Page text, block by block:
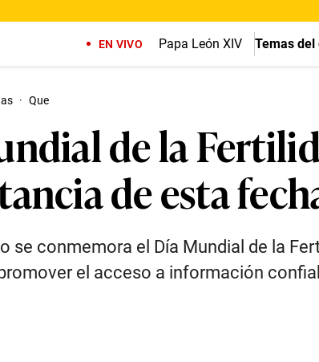
EN VIVO Papa León XIV Temas del
· Que
de la
de esta
se conmemora el Día Mundial de la
el acceso a información